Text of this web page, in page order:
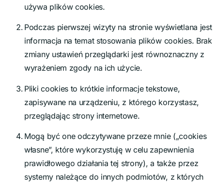
używa plików cookies.
Podczas pierwszej wizyty na stronie wyświetlana jest
informacja na temat stosowania plików cookies. Brak
zmiany ustawień przeglądarki jest równoznaczny z
wyrażeniem zgody na ich użycie.
Pliki cookies to krótkie informacje tekstowe,
zapisywane na urządzeniu, z którego korzystasz,
przeglądając strony internetowe.
Mogą być one odczytywane przeze mnie („cookies
własne”, które wykorzystuję w celu zapewnienia
prawidłowego działania tej strony), a także przez
systemy należące do innych podmiotów, z których